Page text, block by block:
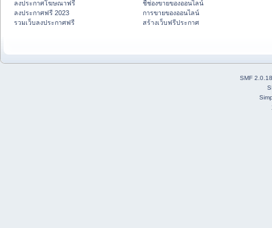
ลงประกาศโฆษณาฟรี
ลงประกาศฟรี 2023
รวมเว็บลงประกาศฟรี
ชี้ช่องขายของออนไลน์
การขายของออนไลน์
สร้างเว็บฟรีประกาศ
SMF 2.0.18